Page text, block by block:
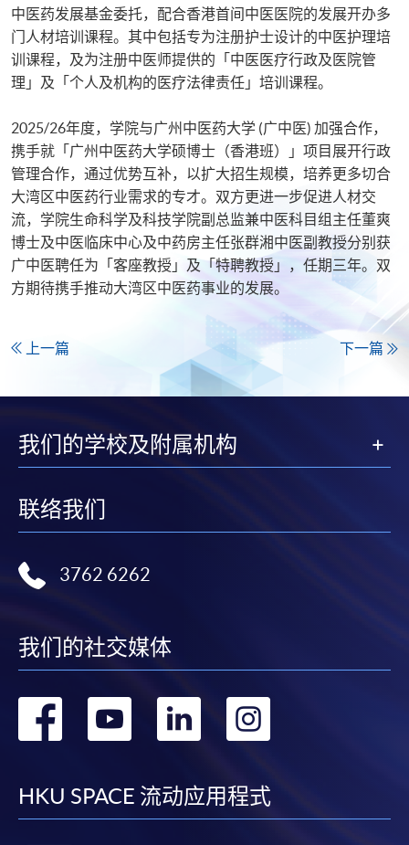
中医药发展基金委托，配合香港首间中医医院的发展开办多
门人材培训课程。其中包括专为注册护士设计的中医护理培
训课程，及为注册中医师提供的「中医医疗行政及医院管
理」及「个人及机构的医疗法律责任」培训课程。 ​
2025/26年度，学院与广州中医药大学 (广中医) 加强合作，
携手就「广州中医药大学硕博士（香港班）」项目展开行政
管理合作，通过优势互补，以扩大招生规模，培养更多切合
大湾区中医药行业需求的专才。双方更进一步促进人材交
流，学院生命科学及科技学院副总监兼中医科目组主任董爽
博士及中医临床中心及中药房主任张群湘中医副教授分别获
广中医聘任为「客座教授」及「特聘教授」，任期三年。双
方期待携手推动大湾区中医药事业的发展。
上一篇 下一篇
我们的学校及附属机构
联络我们
3762 6262
我们的社交媒体
转
facebook
转
youtube
转
linkedin
转
HKU SPACE 流动应用程式